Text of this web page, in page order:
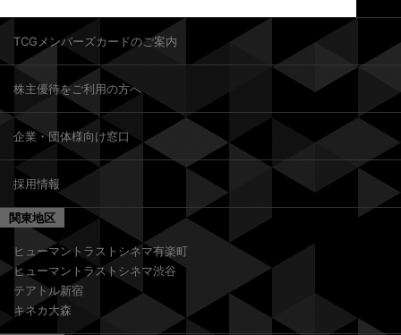
TCGメンバーズカードのご案内
株主優待をご利用の方へ
企業・団体様向け窓口
採用情報
関東地区
ヒューマントラストシネマ有楽町
ヒューマントラストシネマ渋谷
テアトル新宿
キネカ大森